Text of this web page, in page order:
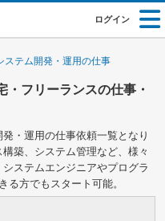
ログイン
ステム開発・運用の仕事
・フリーランスの仕事・
・運用の仕事依頼一覧となり
築、システム管理など、様々
ステムエンジニアやプログラ
る方でもスタート可能。